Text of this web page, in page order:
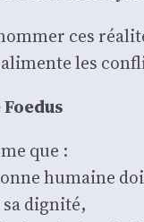
ces
les
que :
humaine
sa digni­té,